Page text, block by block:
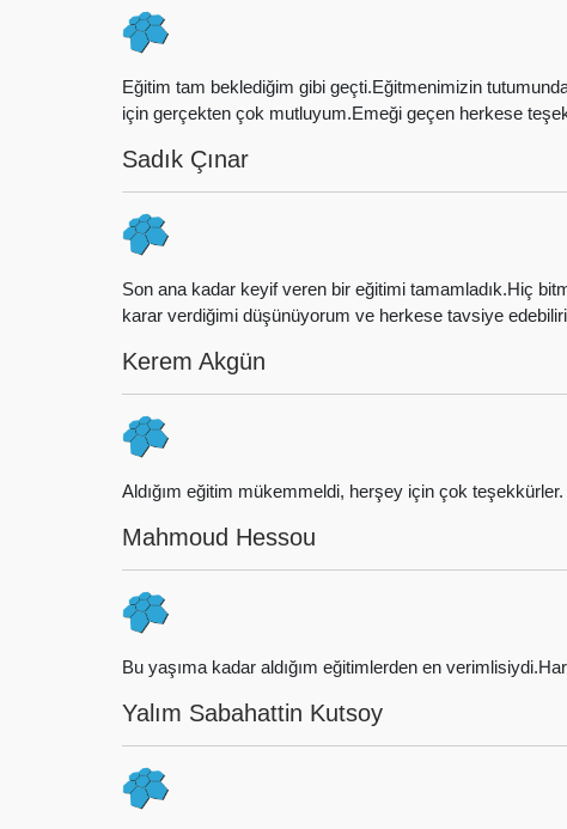
Eğitim tam beklediğim gibi geçti.Eğitmenimizin
için gerçekten çok mutluyum.Emeği geçen herkese
Sadık Çınar
Son ana kadar keyif veren bir eğitimi tamamladık.Hiç
karar verdiğimi düşünüyorum ve herkese tavsiye
Kerem Akgün
Aldığım eğitim mükemmeldi, herşey için çok teşekkürler.
Mahmoud Hessou
Bu yaşıma kadar aldığım eğitimlerden en
Yalım Sabahattin Kutsoy